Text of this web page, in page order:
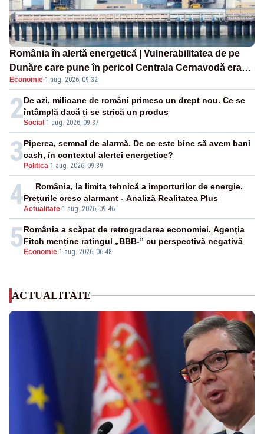
România în alertă energetică | Vulnerabilitatea de pe
Dunăre care pune în pericol Centrala Cernavodă era
cunoscută de pe vremea lui Ceaușescu
Economie·1 aug. 2026, 09:32
2Social -1 aug. 2026, 09:37
De azi, milioane de români primesc un drept nou. Ce se
întâmplă dacă ți se strică un produs
3 Politica-1 aug. 2026, 09:39
Piperea, semnal de alarmă. De ce este bine să avem bani
cash, în contextul alertei energetice?
4Actualitate-1 aug. 2026, 09:46
România, la limita tehnică a importurilor de energie.
Prețurile cresc alarmant - Analiză Realitatea Plus
5 Economie-1 aug. 2026, 06:48
România a scăpat de retrogradarea economiei. Agenția
Fitch menține ratingul „BBB-” cu perspectivă negativă
ACTUALITATE